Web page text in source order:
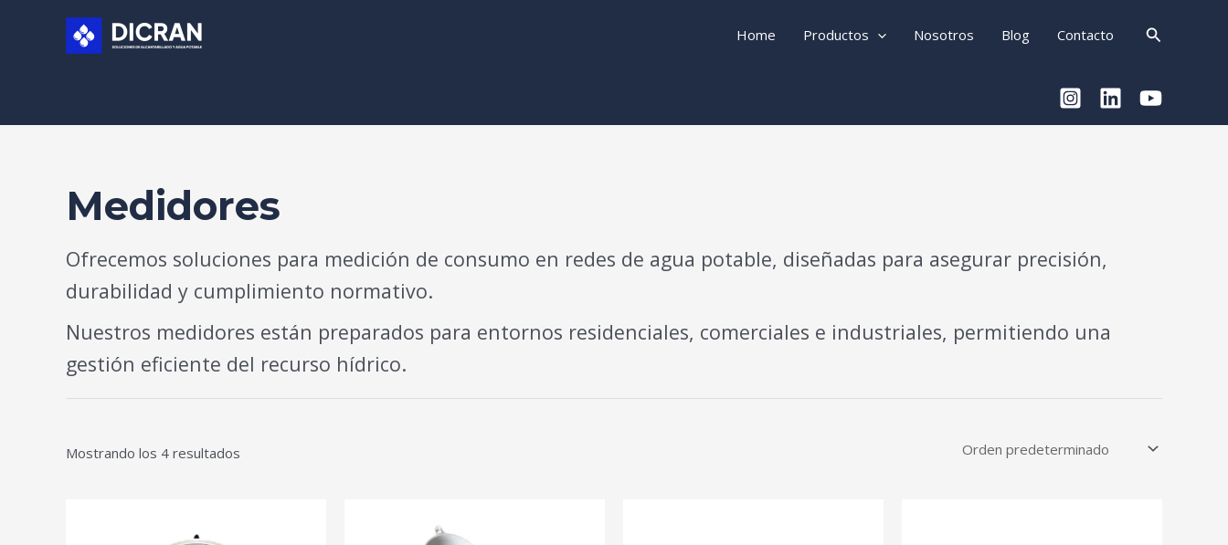
Home Productos Nosotros Blog Contacto Buscar
Medidores
Ofrecemos soluciones para medición de consumo en redes de agua potable, diseñadas para asegurar precisión,
durabilidad y cumplimiento normativo.
Nuestros medidores están preparados para entornos residenciales, comerciales e industriales, permitiendo una
gestión eficiente del recurso hídrico.
Mostrando los 4 resultados